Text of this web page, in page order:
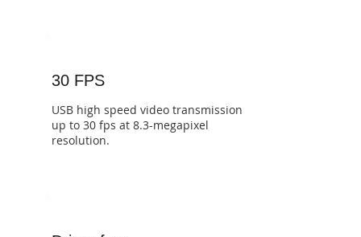
30 FPS
USB high speed video transmission
up to 30 fps at 8.3-megapixel
resolution.